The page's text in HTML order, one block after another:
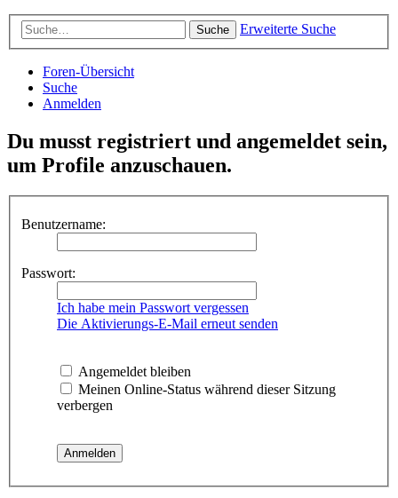
Suche Erweiterte Suche
Foren-Übersicht
Suche
Anmelden
Du musst registriert und angemeldet sein,
um Profile anzuschauen.
Benutzername:
Passwort:
Ich habe mein Passwort vergessen
Die Aktivierungs-E-Mail erneut senden
Angemeldet bleiben
Meinen Online-Status während dieser Sitzung
verbergen